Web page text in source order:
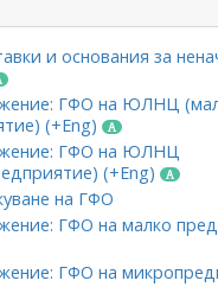
и основания за
ГФО на ЮЛНЦ
(+Eng)
ГФО на ЮЛНЦ
(+Eng)
на ГФО
ГФО на малко
ГФО на